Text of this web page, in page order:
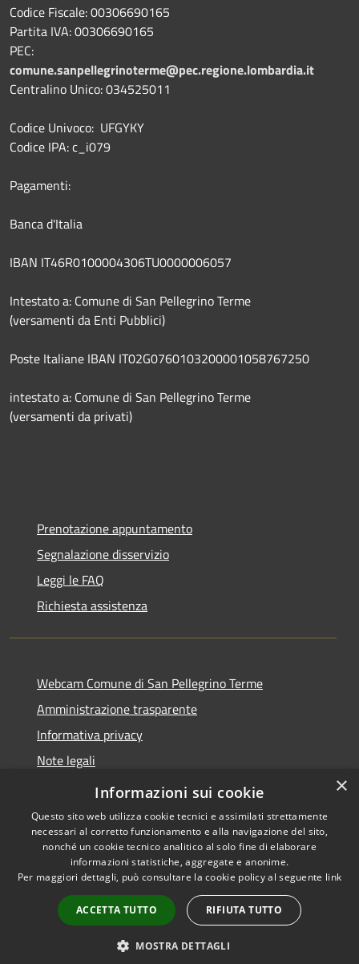
Codice Fiscale: 00306690165
Partita IVA: 00306690165
PEC:
comune.sanpellegrinoterme@pec.regione.lombardia.it
Centralino Unico: 034525011
Codice Univoco: UFGYKY
Codice IPA: c_i079
Pagamenti:
Banca d'Italia
IBAN IT46R0100004306TU0000006057
Intestato a: Comune di San Pellegrino Terme
(versamenti da Enti Pubblici)
Poste Italiane IBAN IT02G0760103200001058767250
intestato a: Comune di San Pellegrino Terme
(versamenti da privati)
Prenotazione appuntamento
Segnalazione disservizio
Leggi le FAQ
Richiesta assistenza
Webcam Comune di San Pellegrino Terme
Amministrazione trasparente
Informativa privacy
Note legali
Dichiarazione di accessibilità
Accessibilità
Copyright © 2026 • Comune di
San Pellegrino Terme •
Powered byMunicipium
Accesso redazione
×
Informazioni sui cookie
Questo sito web utilizza cookie tecnici e assimilati strettamente
necessari al corretto funzionamento e alla navigazione del sito,
nonché un cookie tecnico analitico al solo fine di elaborare
informazioni statistiche, aggregate e anonime.
Per maggiori dettagli, può consultare la cookie policy al seguente link
ACCETTA TUTTO RIFIUTA TUTTO
MOSTRA DETTAGLI